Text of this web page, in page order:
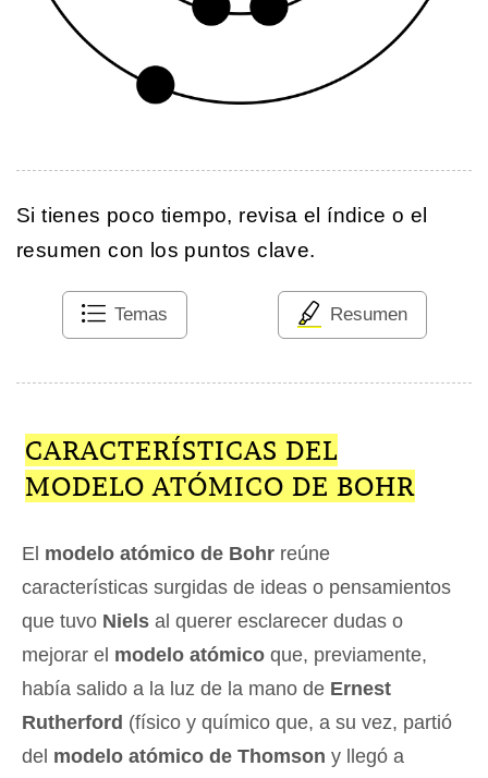
Si tienes poco tiempo, revisa el índice o el
resumen con los puntos clave.
Temas Resumen
CARACTERÍSTICAS DEL
MODELO ATÓMICO DE BOHR
El modelo atómico de Bohr reúne
características surgidas de ideas o pensamientos
que tuvo Niels al querer esclarecer dudas o
mejorar el modelo atómico que, previamente,
había salido a la luz de la mano de Ernest
Rutherford (físico y químico que, a su vez, partió
del modelo atómico de Thomson y llegó a